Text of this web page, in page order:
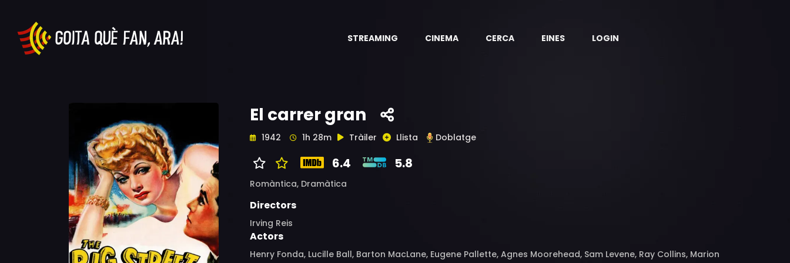
STREAMING CINEMA CERCA EINES LOGIN
El carrer gran
1942 1h 28m Tràiler Llista Doblatge
6.4 5.8
Romàntica, Dramàtica
Directors
Irving Reis
Actors
Henry Fonda, Lucille Ball, Barton MacLane, Eugene Pallette, Agnes Moorehead, Sam Levene, Ray Collins, Marion